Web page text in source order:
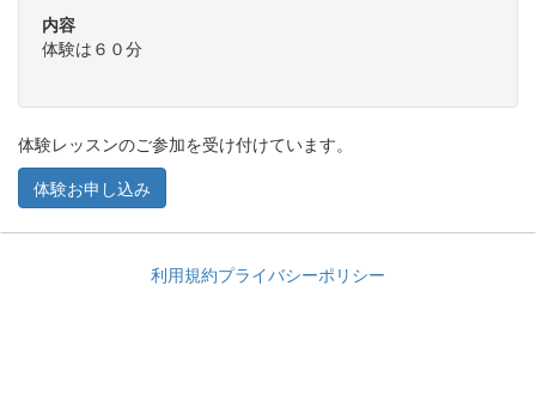
内容
体験は６０分
体験レッスンのご参加を受け付けています。
体験お申し込み
利用規約プライバシーポリシー